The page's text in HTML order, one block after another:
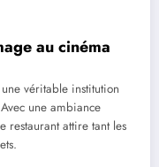
au cinéma
une véritable institution
une ambiance
restaurant attire tant les